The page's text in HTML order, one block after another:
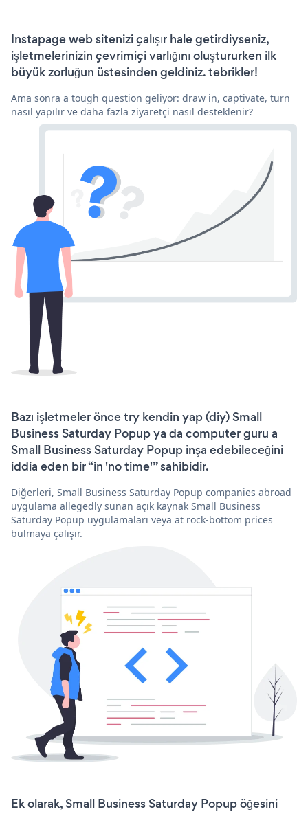
Instapage web sitenizi çalışır hale getirdiyseniz,
işletmelerinizin çevrimiçi varlığını oluştururken ilk
büyük zorluğun üstesinden geldiniz. tebrikler!
Ama sonra a tough question geliyor: draw in, captivate, turn
nasıl yapılır ve daha fazla ziyaretçi nasıl desteklenir?
Bazı işletmeler önce try kendin yap (diy) Small
Business Saturday Popup ya da computer guru a
Small Business Saturday Popup inşa edebileceğini
iddia eden bir “in 'no time'” sahibidir.
Diğerleri, Small Business Saturday Popup companies abroad
uygulama allegedly sunan açık kaynak Small Business
Saturday Popup uygulamaları veya at rock-bottom prices
bulmaya çalışır.
Ek olarak, Small Business Saturday Popup öğesini